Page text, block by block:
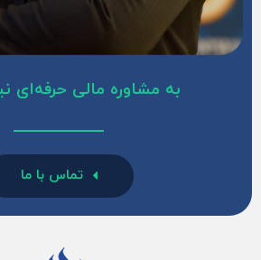
به مشاوره مالی حرفه‌ای
تماس با ما